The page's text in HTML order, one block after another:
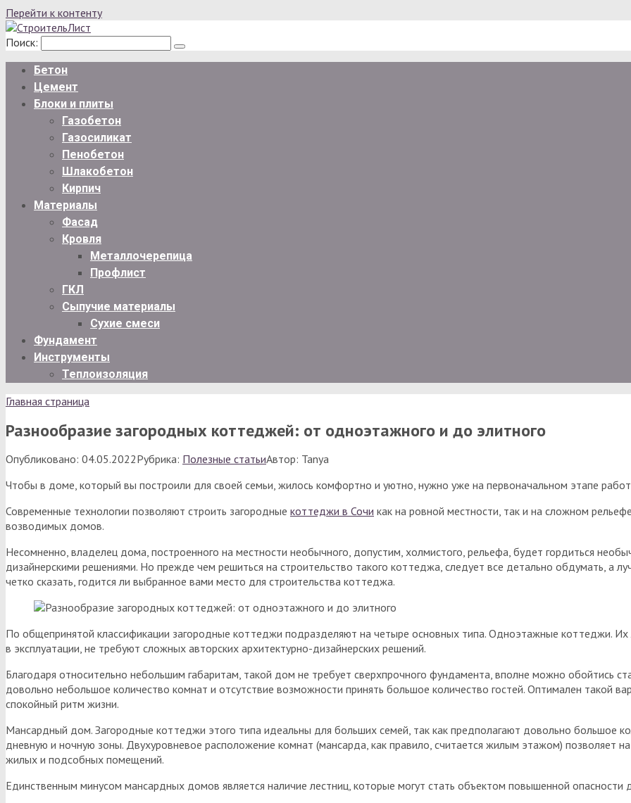
Перейти к контенту
Поиск:
Бетон
Цемент
Блоки и плиты
Газобетон
Газосиликат
Пенобетон
Шлакобетон
Кирпич
Материалы
Фасад
Кровля
Металлочерепица
Профлист
ГКЛ
Сыпучие материалы
Сухие смеси
Фундамент
Инструменты
Теплоизоляция
Главная страница
Разнообразие загородных коттеджей: от одноэтажного и до элитного
Опубликовано: 04.05.2022Рубрика: Полезные статьиАвтор: Tanya
Чтобы в доме, который вы построили для своей семьи, жилось комфортно и уютно, нужно уже на первоначальном этапе
Современные технологии позволяют строить загородные коттеджи в Сочи как на ровной местности, так и на сложном
возводимых домов.
Несомненно, владелец дома, построенного на местности необычного, допустим, холмистого, рельефа, будет гордиться
дизайнерскими решениями. Но прежде чем решиться на строительство такого коттеджа, следует все детально обдумать, а
четко сказать, годится ли выбранное вами место для строительства коттеджа.
По общепринятой классификации загородные коттеджи подразделяют на четыре основных типа. Одноэтажные коттеджи.
в эксплуатации, не требуют сложных авторских архитектурно-дизайнерских решений.
Благодаря относительно небольшим габаритам, такой дом не требует сверхпрочного фундамента, вполне можно обойтись
довольно небольшое количество комнат и отсутствие возможности принять большое количество гостей. Оптимален такой
спокойный ритм жизни.
Мансардный дом. Загородные коттеджи этого типа идеальны для больших семей, так как предполагают довольно большое
дневную и ночную зоны. Двухуровневое расположение комнат (мансарда, как правило, считается жилым этажом)
жилых и подсобных помещений.
Единственным минусом мансардных домов является наличие лестниц, которые могут стать объектом повышенной